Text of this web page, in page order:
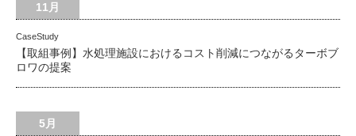
11月
CaseStudy
【取組事例】水処理施設におけるコスト削減につながるターボブ
ロワの提案
5月